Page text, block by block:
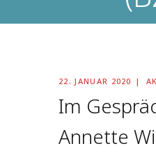
22. JANUAR 2020
Im
Annette